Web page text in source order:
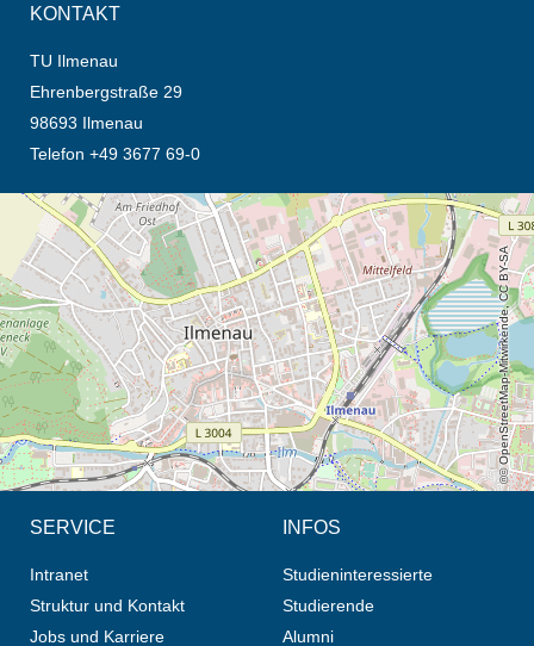
KONTAKT
TU Ilmenau
Ehrenbergstraße 29
98693 Ilmenau
Telefon +49 3677 69-0
Öffnet die Anfahrtsbeschreibung in neuem Tab (Karte)
© OpenStreetMap-Mitwirkende, CC BY-SA
SERVICE
Intranet
Struktur und Kontakt
Jobs und Karriere
INFOS
Studieninteressierte
Studierende
Alumni